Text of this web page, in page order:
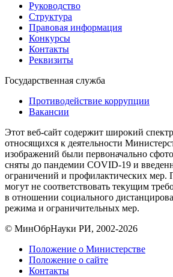
Руководство
Структура
Правовая информация
Конкурсы
Контакты
Реквизиты
Государственная служба
Противодействие коррупции
Вакансии
Этот веб-сайт содержит широкий
относящихся к деятельности
изображений были первоначально
сняты до пандемии COVID-19 и
ограничений и профилактических мер.
могут не соответствовать текущим
в отношении социального
режима и ограничительных мер.
© МинОбрНауки РИ, 2002-2026
Положение о Министерстве
Положение о сайте
Контакты